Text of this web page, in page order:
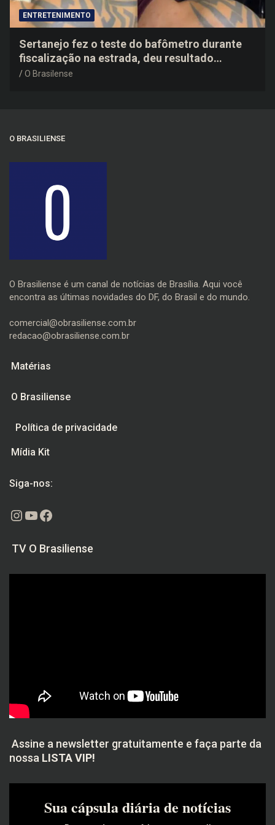
ENTRETENIMENTO
Sertanejo fez o teste do bafômetro durante
fiscalização na estrada, deu resultado
negativo e elogiou o trabalho dos agentes de
O Brasilense
O BRASILIENSE
O Brasiliense é um canal de notícias de Brasília. Aqui você
encontra as últimas novidades do DF, do Brasil e do mundo.
comercial@obrasiliense.com.br
redacao@obrasiliense.com.br
Matérias
O Brasiliense
Política de privacidade
Mídia Kit
Siga-nos:
Instagram
Youtube
Facebook
TV O Brasiliense
Assine a newsletter gratuitamente e faça parte da
nossa LISTA VIP!
Sua cápsula diária de notícias